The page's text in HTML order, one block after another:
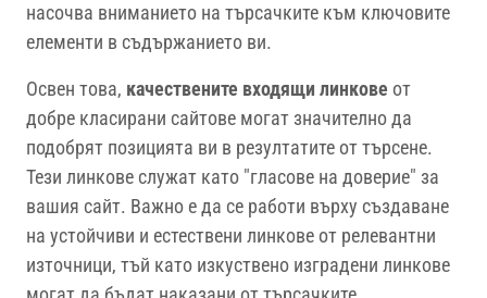
насочва вниманието на търсачките към ключовите
елементи в съдържанието ви.
Освен това, качествените входящи линкове от
добре класирани сайтове могат значително да
подобрят позицията ви в резултатите от търсене.
Тези линкове служат като "гласове на доверие" за
вашия сайт. Важно е да се работи върху създаване
на устойчиви и естествени линкове от релевантни
източници, тъй като изкуствено изградени линкове